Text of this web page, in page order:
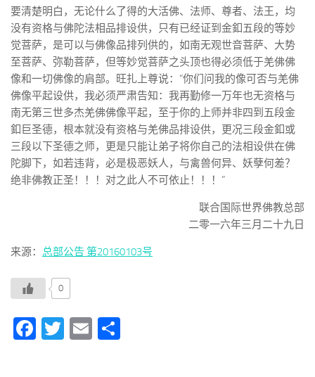
要清楚明白，无论什么了得的大活佛、法师、尊者、法王，均
没有资格与佛陀法相品排设供，只有已经证到金釦五段的等妙
觉菩萨，是可以与佛像品排列供的，如南无观世音菩萨、大势
至菩萨、弥勒菩萨，但等妙觉菩萨之头顶也得必须低于羌佛佛
像和一切佛像的肩部。旺扎上尊说：“你们问我的像可否与羌佛
佛像平起设供，我必须严肃告知：我再勤修一万年也无资格与
南无第三世多杰羌佛佛像平起，至于你的上师并非四到五段金
釦巨圣德，根本就没有资格与羌佛品排设供，更况三段金釦或
三段以下圣德之师，更是只能让弟子将你自己的法相设供在佛
陀脚下，如若违背，必是极恶妖人，与禽兽何异、妖孽何差？
绝非佛教正圣！！！对之此人不可依止！！！”
联合国际世界佛教总部
二零一六年三月二十九日
来源： 总部公告 第20160103号
0
Facebook
Twitter
Email